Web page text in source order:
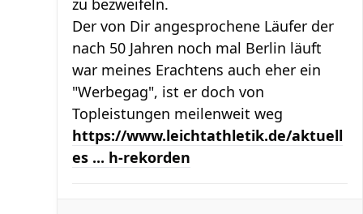
zu bezweifeln.
Der von Dir angesprochene Läufer der
nach 50 Jahren noch mal Berlin läuft
war meines Erachtens auch eher ein
"Werbegag", ist er doch von
Topleistungen meilenweit weg
https://www.leichtathletik.de/aktuell
es ... h-rekorden